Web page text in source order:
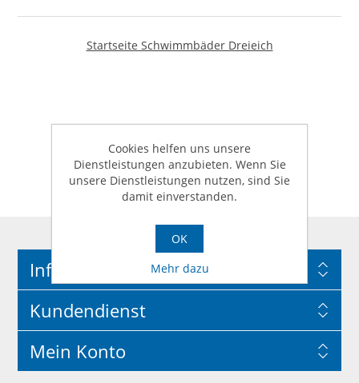
Startseite Schwimmbäder Dreieich
Information
Kundendienst
Mein Konto
Cookies helfen uns unsere
Dienstleistungen anzubieten. Wenn Sie
unsere Dienstleistungen nutzen, sind Sie
damit einverstanden.
OK
Mehr dazu